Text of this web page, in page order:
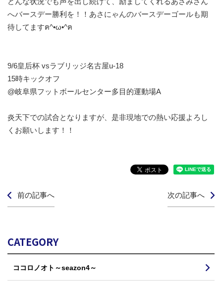
へバースデー勝利を！！あさにゃんのバースデーゴールも期
待してますฅ^•ω•^ฅ
9/6皇后杯 vsラブリッジ名古屋u-18
15時キックオフ
@岐阜県フットボールセンター多目的運動場A
炎天下での試合となりますが、是非現地での熱い応援よろし
くお願いします！！
前の記事へ 次の記事へ
CATEGORY
ココロノオト～seazon4～